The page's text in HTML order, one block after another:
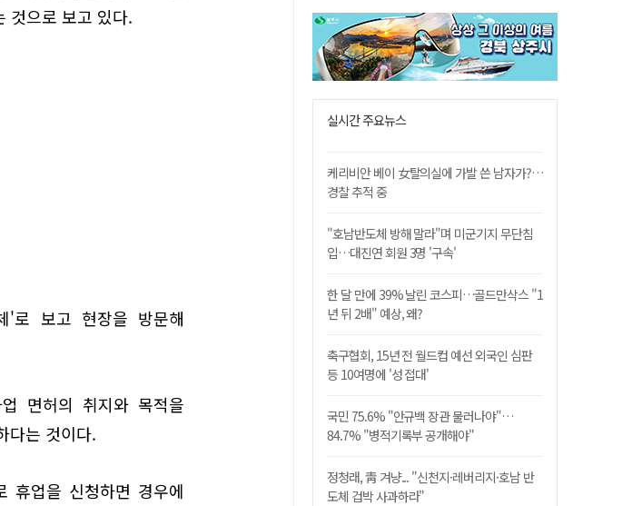
것으로 보고 있다.
'로 보고 현장을 방문해
면허의 취지와 목적을
다는 것이다.
휴업을 신청하면 경우에
실시간 주요뉴스
케리비안 베이 女탈의실에 가발 쓴 남자가?…
경찰 추적 중
"호남반도체 방해 말라"며 미군기지 무단침
입…대진연 회원 3명 '구속'
한 달 만에 39% 날린 코스피…골드만삭스 "1
년 뒤 2배" 예상, 왜?
축구협회, 15년 전 월드컵 예선 외국인 심판
등 10여명에 '성 접대'
국민 75.6% "안규백 장관 물러나야"…
84.7% "병적기록부 공개해야"
정청래, 靑 겨냥... "신천지·레버리지·호남 반
도체 겁박 사과하라"